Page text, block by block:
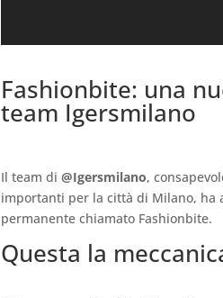
Fashionbite: una
team Igersmilano
Il team di@Igersmilano,
importanti per la città di Milano,
permanente chiamato Fashionbite.
Questa la